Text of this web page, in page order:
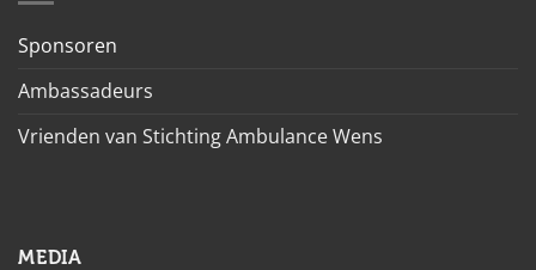
Sponsoren
Ambassadeurs
Vrienden van Stichting Ambulance Wens
MEDIA